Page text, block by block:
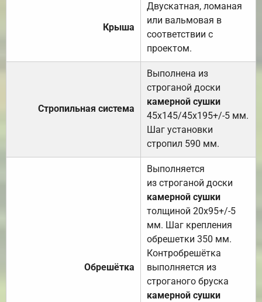
Крыша
Двускатная, ломаная
или вальмовая в
соответствии с
проектом.
Стропильная система
Выполнена из
строганой доски
камерной сушки
45х145/45х195+/-5 мм.
Шаг установки
стропил 590 мм.
Обрешётка
Выполняется
из строганой доски
камерной сушки
толщиной 20х95+/-5
мм. Шаг крепления
обрешетки 350 мм.
Контробрешётка
выполняется из
строганого бруска
камерной сушки